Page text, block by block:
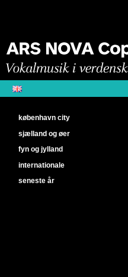
københavn city
sjælland og øer
fyn og jylland
internationale
seneste år